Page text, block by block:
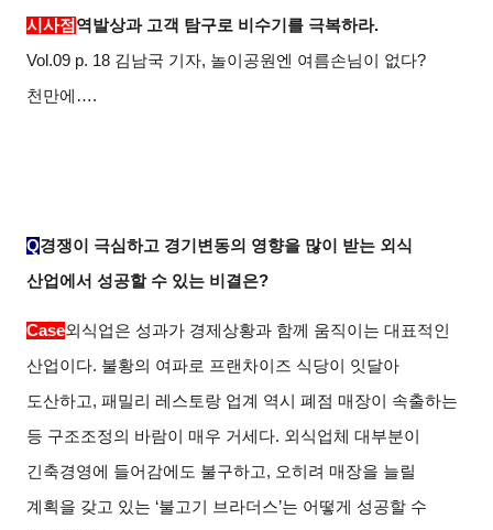
시사점역발상과 고객 탐구로 비수기를 극복하라.
Vol.09 p. 18 김남국 기자, 놀이공원엔 여름손님이 없다?
천만에….
Q경쟁이 극심하고 경기변동의 영향을 많이 받는 외식
산업에서 성공할 수 있는 비결은?
Case외식업은 성과가 경제상황과 함께 움직이는 대표적인
산업이다. 불황의 여파로 프랜차이즈 식당이 잇달아
도산하고, 패밀리 레스토랑 업계 역시 폐점 매장이 속출하는
등 구조조정의 바람이 매우 거세다. 외식업체 대부분이
긴축경영에 들어감에도 불구하고, 오히려 매장을 늘릴
계획을 갖고 있는 ‘불고기 브라더스’는 어떻게 성공할 수